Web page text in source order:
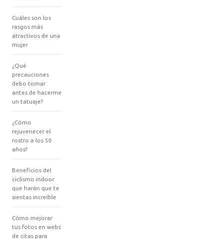
Cuáles son los
rasgos más
atractivos de una
mujer
¿Qué
precauciones
debo tomar
antes de hacerme
un tatuaje?
¿Cómo
rejuvenecer el
rostro a los 50
años?
Beneficios del
ciclismo indoor
que harán que te
sientas increíble
Cómo mejorar
tus fotos en webs
de citas para